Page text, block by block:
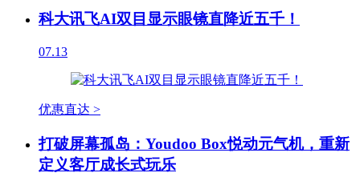
科大讯飞AI双目显示眼镜直降近五千！
07.13
优惠直达 >
打破屏幕孤岛：Youdoo Box悦动元气机，重新
定义客厅成长式玩乐